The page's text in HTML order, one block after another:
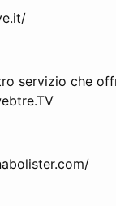
servizio che